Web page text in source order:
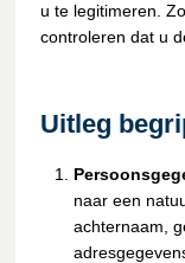
u te legitimeren.
controleren dat u
Uitleg
naar een
achternaam,